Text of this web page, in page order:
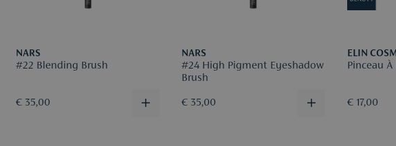
NARS
#22 Blending Brush
€ 35,00
NARS
#24 High Pigment Eyeshadow
Brush
€ 35,00
ELIN
Pinceau
€ 17,00